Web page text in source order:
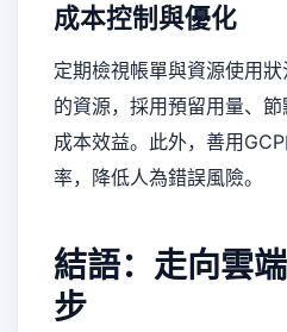
成本控制與優化
定期檢視帳單與資源使用
的資源，採用預留用量、
成本效益。此外，善用
率，降低人為錯誤風險。
結語：走向雲
步